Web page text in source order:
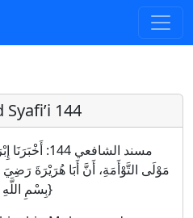
144
مسند
مَوْلَى التَّوْأَمَةِ، أَنَّ أَبَا هُرَيْرَةَ
{بِسْمِ اللَّهِ